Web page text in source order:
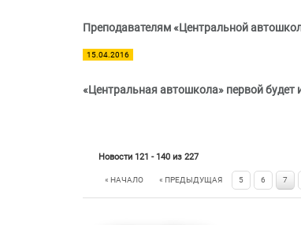
Преподавателям «Центральной
15.04.2016
«Центральная автошкола» первой
Новости 121 - 140 из 227
« НАЧАЛО « ПРЕДЫДУЩАЯ 5 6 7